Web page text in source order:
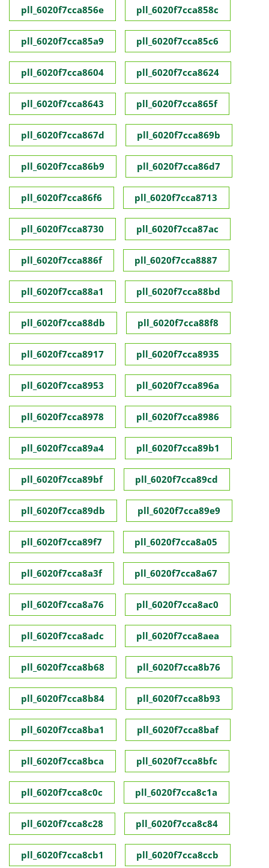
pll_6020f7cca856e pll_6020f7cca858c
pll_6020f7cca85a9 pll_6020f7cca85c6
pll_6020f7cca8604 pll_6020f7cca8624
pll_6020f7cca8643 pll_6020f7cca865f
pll_6020f7cca867d pll_6020f7cca869b
pll_6020f7cca86b9 pll_6020f7cca86d7
pll_6020f7cca86f6 pll_6020f7cca8713
pll_6020f7cca8730 pll_6020f7cca87ac
pll_6020f7cca886f pll_6020f7cca8887
pll_6020f7cca88a1 pll_6020f7cca88bd
pll_6020f7cca88db pll_6020f7cca88f8
pll_6020f7cca8917 pll_6020f7cca8935
pll_6020f7cca8953 pll_6020f7cca896a
pll_6020f7cca8978 pll_6020f7cca8986
pll_6020f7cca89a4 pll_6020f7cca89b1
pll_6020f7cca89bf pll_6020f7cca89cd
pll_6020f7cca89db pll_6020f7cca89e9
pll_6020f7cca89f7 pll_6020f7cca8a05
pll_6020f7cca8a3f pll_6020f7cca8a67
pll_6020f7cca8a76 pll_6020f7cca8ac0
pll_6020f7cca8adc pll_6020f7cca8aea
pll_6020f7cca8b68 pll_6020f7cca8b76
pll_6020f7cca8b84 pll_6020f7cca8b93
pll_6020f7cca8ba1 pll_6020f7cca8baf
pll_6020f7cca8bca pll_6020f7cca8bfc
pll_6020f7cca8c0c pll_6020f7cca8c1a
pll_6020f7cca8c28 pll_6020f7cca8c84
pll_6020f7cca8cb1 pll_6020f7cca8ccb